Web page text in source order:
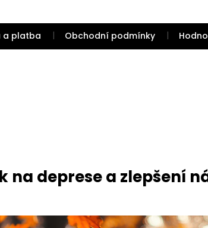
a platba Obchodní podmínky
na deprese a zlepšení